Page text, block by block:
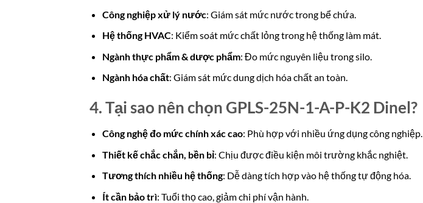
Công nghiệp xử lý nước: Giám sát mức nước trong bể chứa.
Hệ thống HVAC: Kiểm soát mức chất lỏng trong hệ thống làm mát.
Ngành thực phẩm & dược phẩm: Đo mức nguyên liệu trong silo.
Ngành hóa chất: Giám sát mức dung dịch hóa chất an toàn.
4. Tại sao nên chọn GPLS-25N-1-A-P-K2 Dinel?
Công nghệ đo mức chính xác cao: Phù hợp với nhiều ứng dụng công nghiệp.
Thiết kế chắc chắn, bền bỉ: Chịu được điều kiện môi trường khắc nghiệt.
Tương thích nhiều hệ thống: Dễ dàng tích hợp vào hệ thống tự động hóa.
Ít cần bảo trì: Tuổi thọ cao, giảm chi phí vận hành.